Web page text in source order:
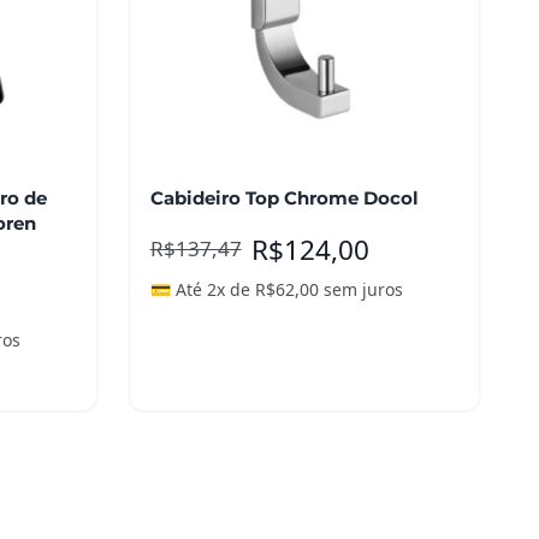
de
Cabideiro Top Chrome Docol
R$137,47 R$124,00
💳 Até 2x de R$62,00sem juros